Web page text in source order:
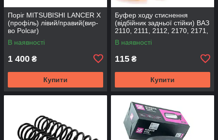
Поріг MITSUBISHI LANCER Х
(профіль) лівий/правий(вир-
во Polcar)
В наявності
1 400 ₴
Купити
Буфер ходу стиснення
(відбійник задньої стійки) ВАЗ
2110, 2111, 2112, 2170, 2171,
2172 (2шт) (вир-во CS-20
В наявності
115 ₴
Купити